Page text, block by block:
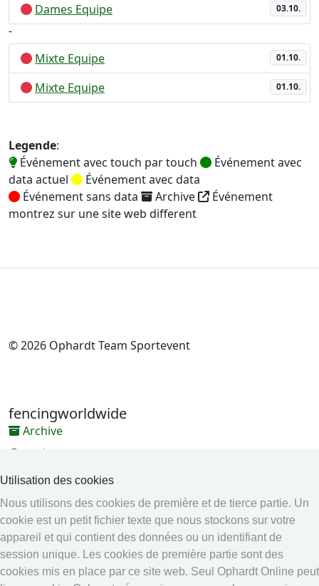
Utilisation des cookies
Nous utilisons des cookies de première et de tierce partie. Un
cookie est un petit fichier texte que nous stockons sur votre
appareil et qui contient des données ou un identifiant de
session unique. Les cookies de première partie sont des
cookies mis en place par ce site web. Seul Ophardt Online peut
Dames Equipe 03.10.
-
Mixte Equipe
01.10.
Mixte Equipe 01.10.
Legende:
Événement avec touch par touch
Événement avec
data actuel
Événement avec data
Événement sans data
Archive
Événement
montrez sur une site web different
© 2026 Ophardt Team Sportevent
fencingworldwide
Archive
Vidéos
Médias
Système en ligne
Système en ligne
Calendrier
Classement